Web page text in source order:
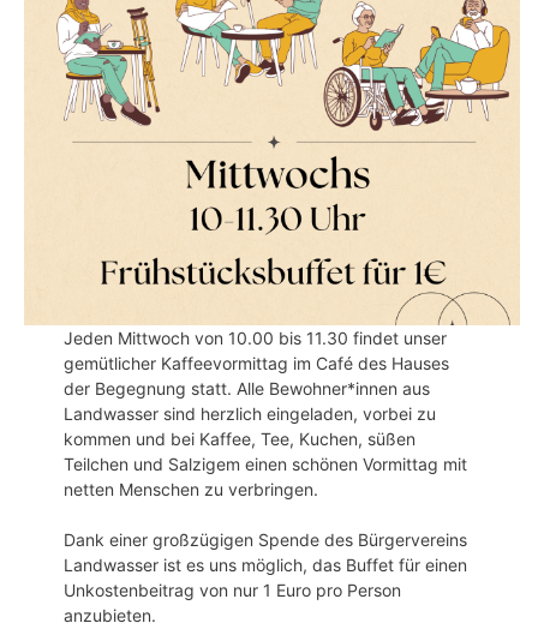
Jeden Mittwoch von 10.00 bis 11.30 findet unser
gemütlicher Kaffeevormittag im Café des Hauses
der Begegnung statt. Alle Bewohner*innen aus
Landwasser sind herzlich eingeladen, vorbei zu
kommen und bei Kaffee, Tee, Kuchen, süßen
Teilchen und Salzigem einen schönen Vormittag mit
netten Menschen zu verbringen.
Dank einer großzügigen Spende des Bürgervereins
Landwasser ist es uns möglich, das Buffet für einen
Unkostenbeitrag von nur 1 Euro pro Person
anzubieten.